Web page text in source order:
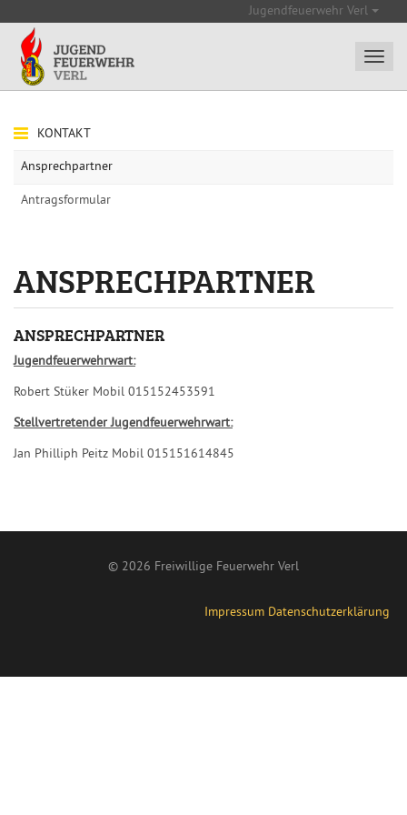
Jugendfeuerwehr Verl
KONTAKT
Ansprechpartner
Antragsformular
ANSPRECHPARTNER
ANSPRECHPARTNER
Jugendfeuerwehrwart:
Robert Stüker Mobil 015152453591
Stellvertretender Jugendfeuerwehrwart:
Jan Philliph Peitz Mobil 015151614845
© 2026 Freiwillige Feuerwehr Verl
Impressum Datenschutzerklärung